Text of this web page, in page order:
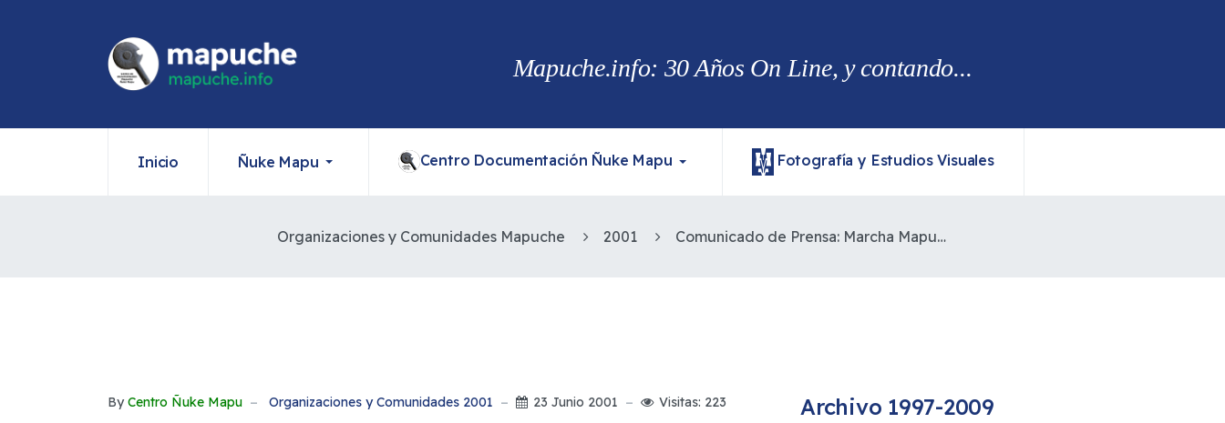
Mapuche.info: 30 Años On Line, y contando...
Inicio Ñuke Mapu Centro Documentación Ñuke Mapu Fotografía y Estudios Visuales
Organizaciones y Comunidades Mapuche 2001 Comunicado de Prensa: Marcha Mapuche del 25 de Julio:
By Centro Ñuke Mapu Organizaciones y Comunidades 2001 23 Junio 2001 Visitas: 223 Archivo 1997-2009